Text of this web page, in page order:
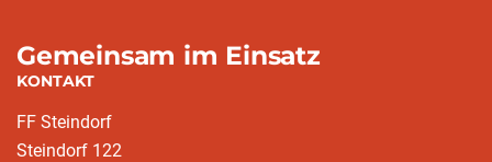
Gemeinsam im Einsatz
KONTAKT
FF Steindorf
Steindorf 122